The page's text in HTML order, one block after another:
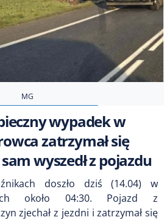
MG
wypadek w
zatrzymał się
wyszedł z pojazdu
doszło dziś (14.04) w
około 04:30. Pojazd z
zjechał z jezdni i zatrzymał się